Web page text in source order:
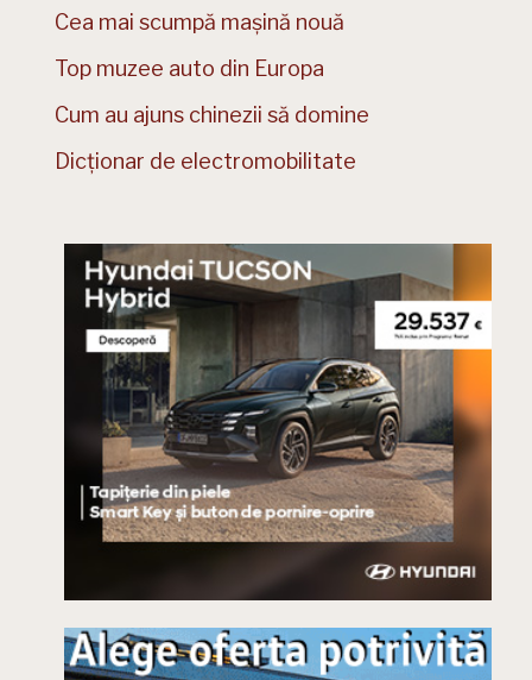
Cea mai scumpă mașină nouă
Top muzee auto din Europa
Cum au ajuns chinezii să domine
Dicționar de electromobilitate